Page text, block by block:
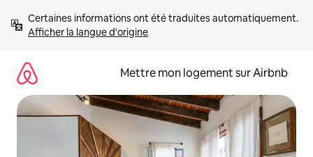
directement
Afficher la langue d'origine
Mettre mon logement sur Airbnb